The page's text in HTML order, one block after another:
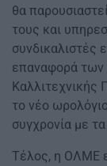
θα
τους και
συνδικαλιστές
επαναφορά των
Καλλιτεχνικής
το νέο
συγχρονία με
Τέλος, η ΟΛΜΕ